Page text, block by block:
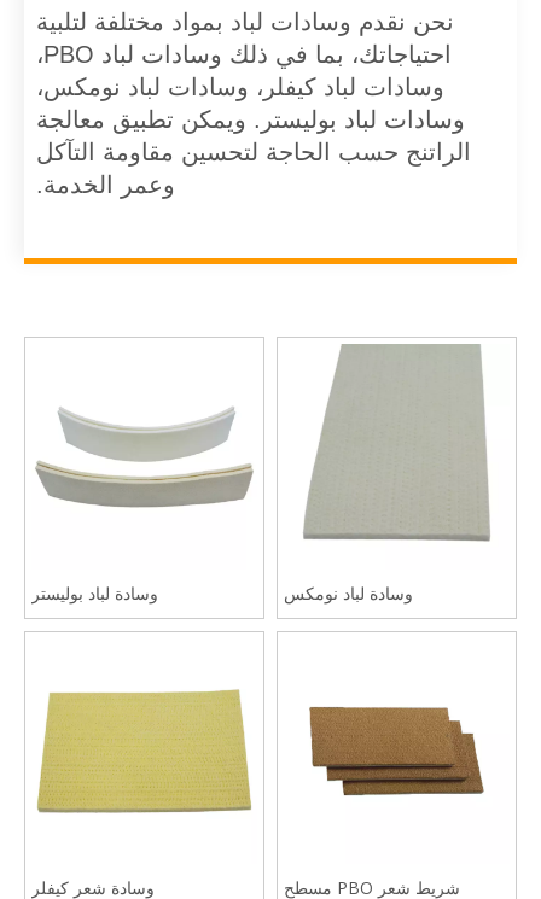
نحن نقدم وسادات لباد بمواد مختلفة لتلبية
احتياجاتك، بما في ذلك وسادات لباد PBO،
وسادات لباد كيفلر، وسادات لباد نومكس،
وسادات لباد بوليستر. ويمكن تطبيق معالجة
الراتنج حسب الحاجة لتحسين مقاومة التآكل
وعمر الخدمة.
وسادة لباد بوليستر وسادة لباد نومكس
وسادة شعر كيفلر شريط شعر PBO مسطح